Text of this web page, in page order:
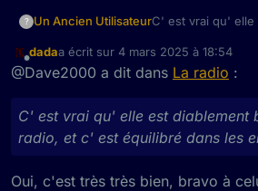
? Un Ancien UtilisateurC' est vrai qu' elle
dans les
une sacrée galère
affreusement
beau) si vous
Hors-ligne
dadaa écrit sur 4 mars 2025 à 18:54
dernière édition par
@Dave2000 a dit dans La radio :
C' est vrai qu' elle est diablement
radio, et c' est équilibré dans les
Oui, c'est très très bien, bravo à